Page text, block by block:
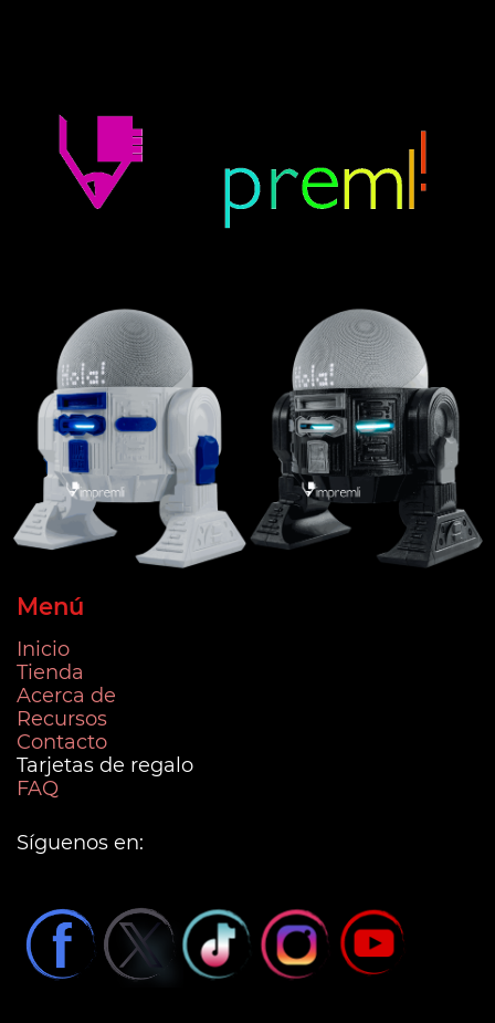
Menú
Inicio
Tienda
Acerca de
Recursos
Contacto
Tarjetas de regalo
FAQ
Síguenos en: